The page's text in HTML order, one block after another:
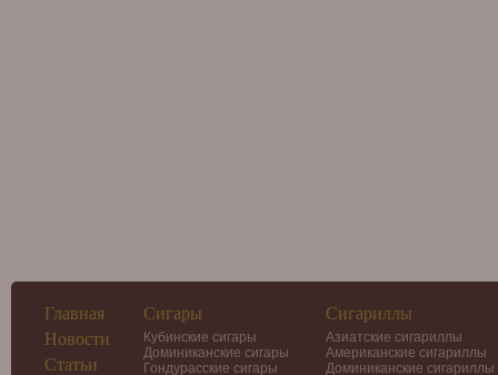
Главная
Новости
Статьи
Сигары
Кубинские сигары
Доминиканские сигары
Гондурасские сигары
Сигариллы
Азиатские сигариллы
Американские сигариллы
Доминиканские сигариллы